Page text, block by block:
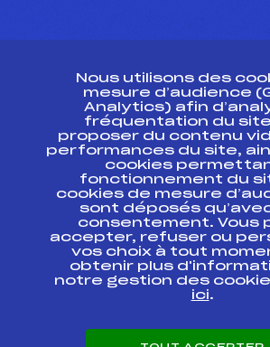
ESPACE PRESSE
Ressources
Pass’Neige
Projet sportif fédéral
Projet de performance
Antidopage
Pôle Développement,
Scientifique
Listes ministérielles
Pôle vie de l’athlète
Nous utilisons des
mesure d’audience
Analytics) afin
fréquentation du
proposer du contenu
performances du site,
cookies
fonctionnement du
cookies de mesure
sont déposés
consentement. Vous
accepter, refuser ou
vos choix à tout
obtenir plus
notre gestion des
ici.